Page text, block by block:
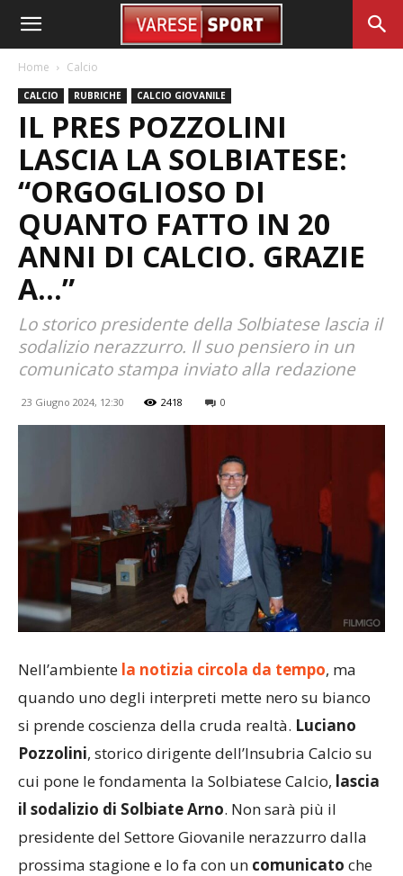
Home Calcio
CALCIO RUBRICHE CALCIO GIOVANILE
IL PRES POZZOLINI
LASCIA LA SOLBIATESE:
“ORGOGLIOSO DI
QUANTO FATTO IN 20
ANNI DI CALCIO. GRAZIE
A…”
Lo storico presidente della Solbiatese lascia il
sodalizio nerazzurro. Il suo pensiero in un
comunicato stampa inviato alla redazione
23 Giugno 2024, 12:30 2418 0
Nell’ambiente la notizia circola da tempo, ma
quando uno degli interpreti mette nero su bianco
si prende coscienza della cruda realtà. Luciano
Pozzolini, storico dirigente dell’Insubria Calcio su
cui pone le fondamenta la Solbiatese Calcio, lascia
il sodalizio di Solbiate Arno. Non sarà più il
presidente del Settore Giovanile nerazzurro dalla
prossima stagione e lo fa con un comunicato che